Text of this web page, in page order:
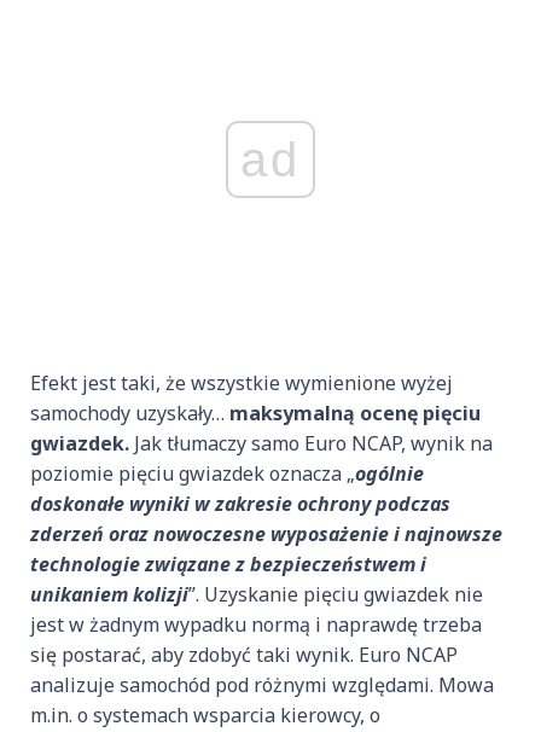
ad
Efekt jest taki, że wszystkie wymienione wyżej
samochody uzyskały… maksymalną ocenę pięciu
gwiazdek. Jak tłumaczy samo Euro NCAP, wynik na
poziomie pięciu gwiazdek oznacza „ogólnie
doskonałe wyniki w zakresie ochrony podczas
zderzeń oraz nowoczesne wyposażenie i najnowsze
technologie związane z bezpieczeństwem i
unikaniem kolizji”. Uzyskanie pięciu gwiazdek nie
jest w żadnym wypadku normą i naprawdę trzeba
się postarać, aby zdobyć taki wynik. Euro NCAP
analizuje samochód pod różnymi względami. Mowa
m.in. o systemach wsparcia kierowcy, o